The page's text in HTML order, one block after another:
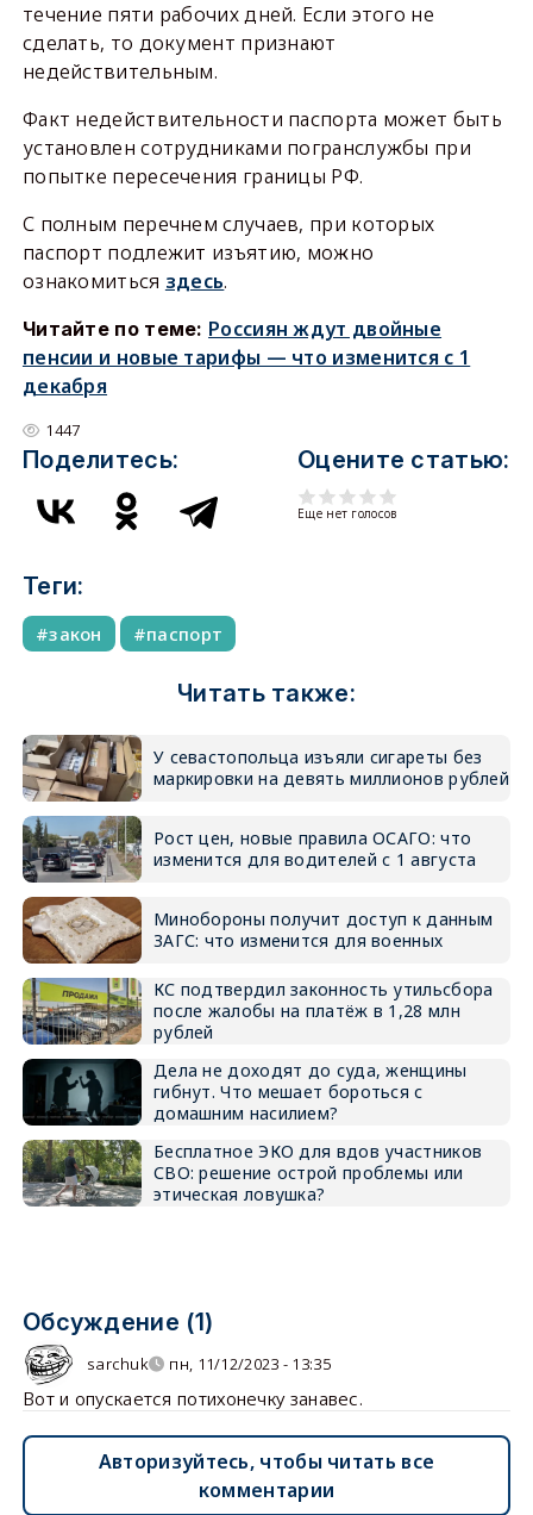
течение пяти рабочих дней. Если этого не
сделать, то документ признают
недействительным.
Факт недействительности паспорта может быть
установлен сотрудниками погранслужбы при
попытке пересечения границы РФ.
С полным перечнем случаев, при которых
паспорт подлежит изъятию, можно
ознакомиться здесь.
Читайте по теме: Россиян ждут двойные
пенсии и новые тарифы — что изменится с 1
декабря
1447
Поделитесь: Оцените статью:
Еще нет голосов
Теги:
закон паспорт
Читать также:
У севастопольца изъяли сигареты без
маркировки на девять миллионов рублей
Рост цен, новые правила ОСАГО: что
изменится для водителей с 1 августа
Минобороны получит доступ к данным
ЗАГС: что изменится для военных
КС подтвердил законность утильсбора
после жалобы на платёж в 1,28 млн
рублей
Дела не доходят до суда, женщины
гибнут. Что мешает бороться с
домашним насилием?
Бесплатное ЭКО для вдов участников
СВО: решение острой проблемы или
этическая ловушка?
Обсуждение (1)
sarchuk пн, 11/12/2023 - 13:35
Вот и опускается потихонечку занавес.
Авторизуйтесь, чтобы читать все
комментарии